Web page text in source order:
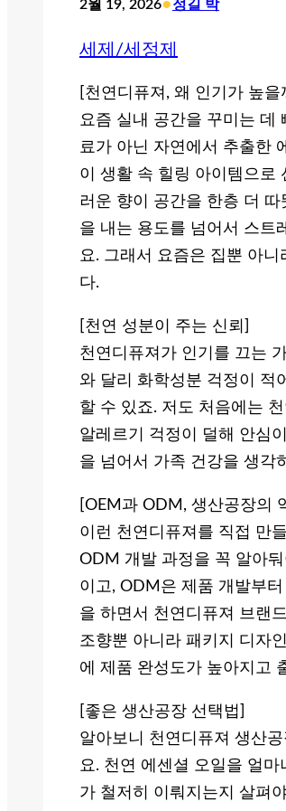
2월 19, 2026•정길 박
세제/세정제
[천연디퓨져, 왜 인기가 높을
요즘 실내 공간을 꾸미는 데
료가 아닌 자연에서 추출한
이 생활 속 힐링 아이템으로
러운 향이 공간을 한층 더
을 내는 용도를 넘어서 스트
요. 그래서 요즘은 집뿐 아
다.
[천연 성분이 주는 신뢰]
천연디퓨져가 인기를 끄는
와 달리 화학성분 걱정이 적
할 수 있죠. 저도 처음에는
알레르기 걱정이 덜해 안심
을 넘어서 가족 건강을 생각
[OEM과 ODM, 생산공장의
이런 천연디퓨져를 직접 만
ODM 개발 과정을 꼭 알아
이고, ODM은 제품 개발부
을 하면서 천연디퓨져 브랜
조향뿐 아니라 패키지 디자
에 제품 완성도가 높아지고
[좋은 생산공장 선택법]
알아보니 천연디퓨져 생산
요. 천연 에센셜 오일을 얼
가 철저히 이뤄지는지 살펴